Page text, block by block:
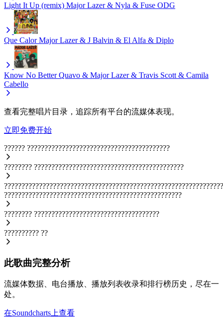
Light It Up (remix) Major Lazer & Nyla & Fuse ODG
Que Calor Major Lazer & J Balvin & El Alfa & Diplo
Know No Better Quavo & Major Lazer & Travis Scott & Camila
Cabello
查看完整唱片目录，追踪所有平台的流媒体表现。
立即免费开始
?????? ?????????????????????????????????????????
???????? ???????????????????????????????????????????
???????????????????????????????????????????????????
???????? ????????????????????????????????????
?????????? ??
此歌曲完整分析
流媒体数据、电台播放、播放列表收录和排行榜历史，尽在一
处。
在Soundcharts上查看